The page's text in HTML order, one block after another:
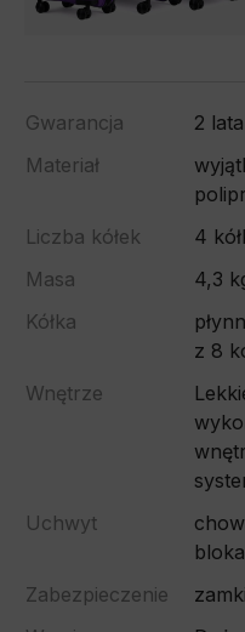
Gwarancja
2 lata
Materiał
Liczba kółek
4
Masa
4,3
Kółka
z 8
Wnętrze
Uchwyt
Zabezpieczenie